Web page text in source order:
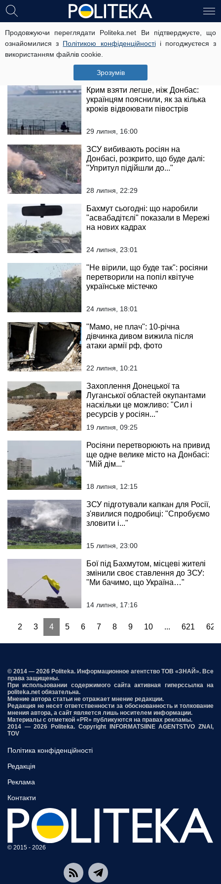
Продовжуючи переглядати Politeka.net Ви підтверджуєте, що
ознайомилися з Політикою конфіденційностіі погоджуєтеся з
використанням файлів cookie.
Зрозумів
Все залежить від Залужного:
українцям розповіли про шанси
повернути Донецьк найближчим
часом
5 серпня, 17:00
Крим взяти легше, ніж Донбас:
українцям пояснили, як за кілька
кроків відвоювати півострів
29 липня, 16:00
ЗСУ вибивають росіян на
Донбасі, розкрито, що буде далі:
"Упритул підійшли до..."
28 липня, 22:29
Бахмут сьогодні: що наробили
"асвабадітєлі" показали в Мережі
на нових кадрах
24 липня, 23:01
"Не вірили, що буде так": росіяни
перетворили на попіл квітуче
українське містечко
24 липня, 18:01
"Мамо, не плач": 10-річна
дівчинка дивом вижила після
атаки армії рф, фото
22 липня, 10:21
Захоплення Донецької та
Луганської областей окупантами
наскільки це можливо: "Сил і
ресурсів у росіян..."
19 липня, 09:25
Росіяни перетворюють на привид
ще одне велике місто на Донбасі:
"Мій дім..."
18 липня, 12:15
ЗСУ підготували капкан для Росії,
з'явилися подробиці: "Спробуємо
зловити і..."
15 липня, 23:00
Бої під Бахмутом, місцеві жителі
змінили своє ставлення до ЗСУ:
"Ми бачимо, що Україна…"
14 липня, 17:16
2 3 4 5 6 7 8 9 10 ... 621 622
© 2014 — 2026 Politeka. Информационное агентство ТОВ «ЗНАЙ». Все
права защищены.
При использовании содержимого сайта активная гиперссылка на
politeka.net обязательна.
Мнение автора статьи не отражает мнение редакции.
Редакция не несет ответственности за обоснованность и толкование
мнения автора, а сайт является лишь носителем информации.
Материалы с отметкой «PR» публикуются на правах рекламы.
2014 — 2026 Politeka. Copyright INFORMATSIINE AGENTSTVO ZNAI,
TOV
Політика конфіденційності
Редакція
Реклама
Контакти
© 2015 - 2026